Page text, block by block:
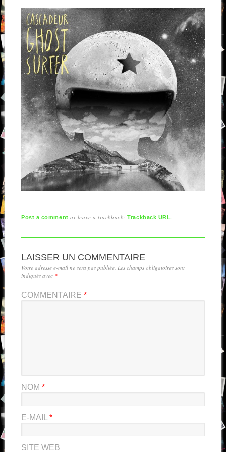
Post a comment or leave a trackback:Trackback URL.
LAISSER UN COMMENTAIRE
Votre adresse e-mail ne sera pas publiée. Les champs obligatoires sont
indiqués avec *
COMMENTAIRE *
NOM *
E-MAIL *
SITE WEB